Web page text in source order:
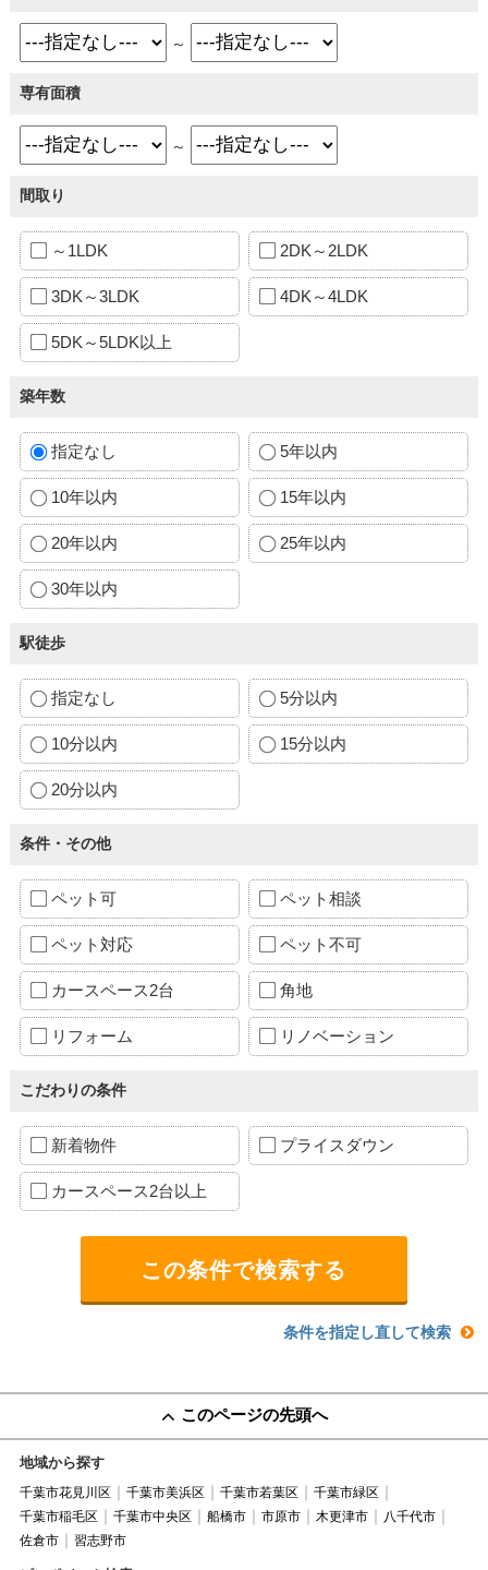
～
専有面積
～
間取り
～1LDK 2DK～2LDK
3DK～3LDK 4DK～4LDK
5DK～5LDK以上
築年数
指定なし 5年以内
10年以内 15年以内
20年以内 25年以内
30年以内
駅徒歩
指定なし 5分以内
10分以内 15分以内
20分以内
条件・その他
ペット可 ペット相談
ペット対応 ペット不可
カースペース2台 角地
リフォーム リノベーション
こだわりの条件
新着物件 プライスダウン
カースペース2台以上
条件を指定し直して検索
このページの先頭へ
地域から探す
千葉市花見川区 千葉市美浜区 千葉市若葉区
千葉市緑区
千葉市稲毛区
千葉市中央区 船橋市 市原市 木更津市
八千代市
佐倉市
習志野市